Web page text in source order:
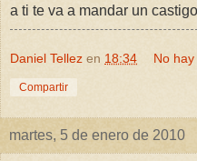
a ti te va a mandar un castigo
Daniel Tellez en 18:34 No
Compartir
martes, 5 de enero de 2010